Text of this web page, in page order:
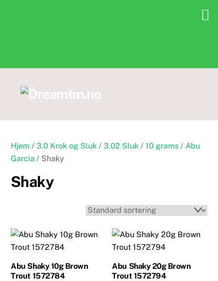
Hjem / 3.0 Krok og Sluk / 3.02 Sluk /10 grams /Abu
Garcia / Shaky
Shaky
Abu Shaky 10g Brown
Trout 1572784
Abu Shaky 20g Brown
Trout 1572794